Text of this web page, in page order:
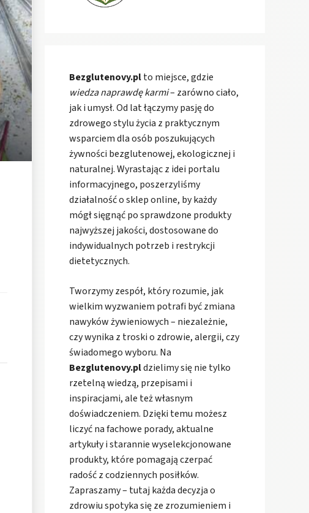
Bezglutenovy.plto miejsce, gdzie
wiedza naprawdę karmi– zarówno ciało,
jak i umysł. Od lat łączymy pasję do
zdrowego stylu życia z praktycznym
wsparciem dla osób poszukujących
żywności bezglutenowej, ekologicznej i
naturalnej. Wyrastając z idei portalu
informacyjnego, poszerzyliśmy
działalność o sklep online, by każdy
mógł sięgnąć po sprawdzone produkty
najwyższej jakości, dostosowane do
indywidualnych potrzeb i restrykcji
dietetycznych.
Tworzymy zespół, który rozumie, jak
wielkim wyzwaniem potrafi być zmiana
nawyków żywieniowych – niezależnie,
czy wynika z troski o zdrowie, alergii, czy
świadomego wyboru. Na
Bezglutenovy.pldzielimy się nie tylko
rzetelną wiedzą, przepisami i
inspiracjami, ale też własnym
doświadczeniem. Dzięki temu możesz
liczyć na fachowe porady, aktualne
artykuły i starannie wyselekcjonowane
produkty, które pomagają czerpać
radość z codziennych posiłków.
Zapraszamy – tutaj każda decyzja o
zdrowiu spotyka się ze zrozumieniem i